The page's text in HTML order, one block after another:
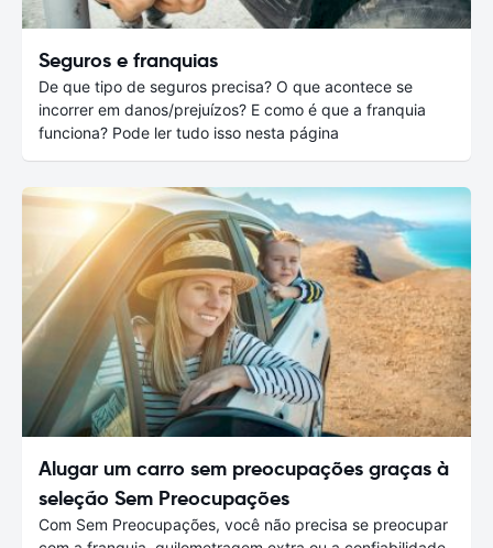
Seguros e franquias
De que tipo de seguros precisa? O que acontece se
incorrer em danos/prejuízos? E como é que a franquia
funciona? Pode ler tudo isso nesta página
Alugar um carro sem preocupações graças à
seleção Sem Preocupações
Com Sem Preocupações, você não precisa se preocupar